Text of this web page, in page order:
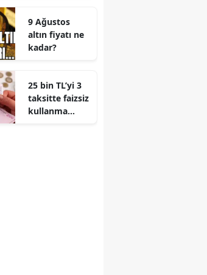
9 Ağustos
altın fiyatı ne
kadar?
25 bin TL’yi 3
taksitte faizsiz
kullanma